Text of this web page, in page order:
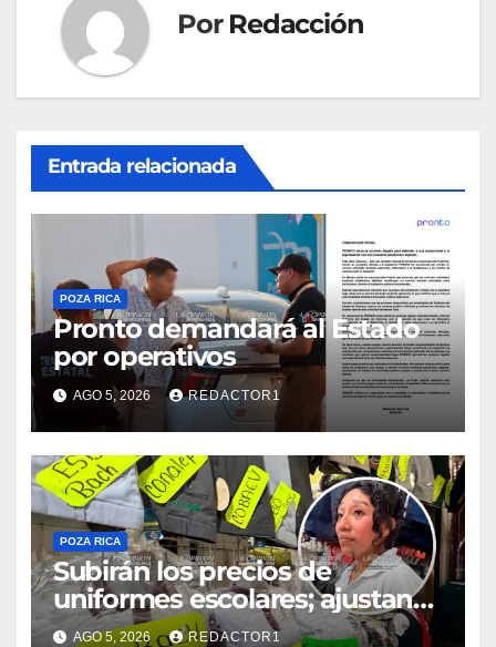
Por Redacción
Entrada relacionada
POZA RICA
Pronto demandará al Estado
por operativos
AGO 5, 2026 REDACTOR1
POZA RICA
Subirán los precios de
uniformes escolares; ajustan
promociones
AGO 5, 2026 REDACTOR1